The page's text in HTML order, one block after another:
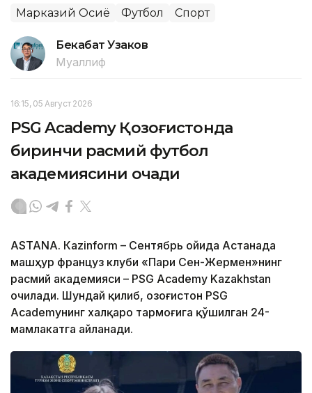
Марказий Осиё Футбол Спорт
Бекабат Узаков
Муаллиф
16:15, 05 Август 2026
PSG Academy Қозоғистонда
биринчи расмий футбол
академиясини очади
ASTANА. Кazinform – Сентябрь ойида Астанада
машҳур француз клуби «Пари Сен-Жермен»нинг
расмий академияси – PSG Academy Kazakhstan
очилади. Шундай қилиб, Қозоғистон PSG
Academyнинг халқаро тармоғига қўшилган 24-
мамлакатга айланади.